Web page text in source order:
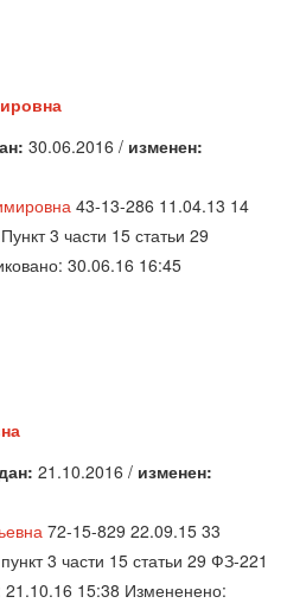
30.06.2016 / изменен:
43-13-286 11.04.13 14
3 части 15 статьи 29
30.06.16 16:45
21.10.2016 / изменен:
72-15-829 22.09.15 33
3 части 15 статьи 29 ФЗ-221
15:38 Измененено: